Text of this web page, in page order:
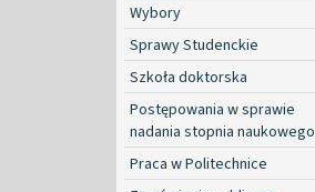
Wybory
Sprawy Studenckie
Szkoła doktorska
Postępowania w sprawie
nadania stopnia naukowego
Praca w Politechnice